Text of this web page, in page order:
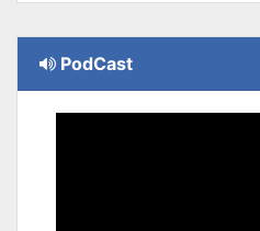
PodCast